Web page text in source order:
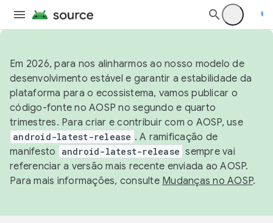
Em 2026, para nos alinharmos ao nosso modelo de
desenvolvimento estável e garantir a estabilidade da
plataforma para o ecossistema, vamos publicar o
código-fonte no AOSP no segundo e quarto
trimestres. Para criar e contribuir com o AOSP, use
android-latest-release . A ramificação de
manifesto
android-latest-release sempre vai
referenciar a versão mais recente enviada ao AOSP.
Para mais informações, consulte Mudanças no AOSP.